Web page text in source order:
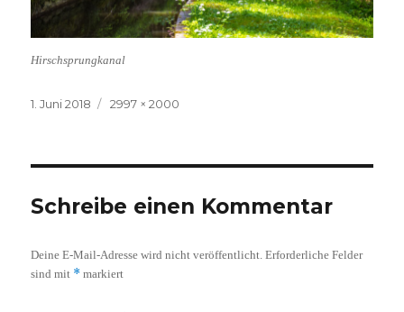
Hirschsprungkanal
Veröffentlicht
1. Juni 2018
Volle
2997 × 2000
Schreibe einen Kommentar
Deine E-Mail-Adresse wird nicht veröffentlicht. Erforderliche Felder
sind mit * markiert